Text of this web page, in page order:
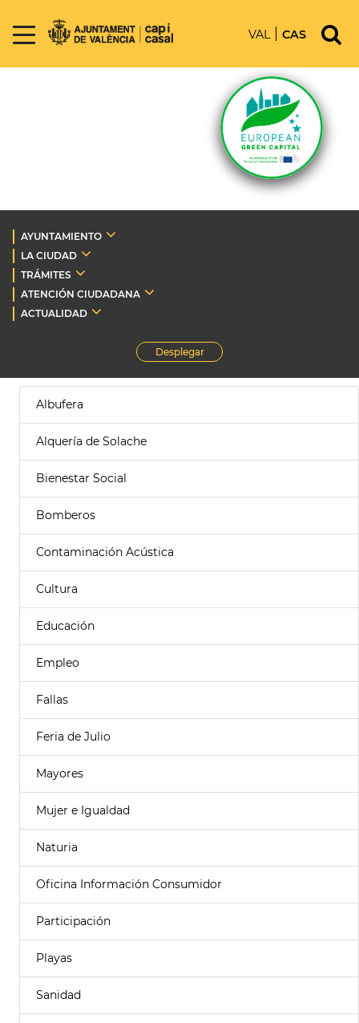
VAL CAS
AYUNTAMIENTO
LA CIUDAD
TRÁMITES
ATENCIÓN CIUDADANA
ACTUALIDAD
Desplegar
Albufera
Alquería de Solache
Bienestar Social
Bomberos
Contaminación Acústica
Cultura
Educación
Empleo
Fallas
Feria de Julio
Mayores
Mujer e Igualdad
Naturia
Oficina Información Consumidor
Participación
Playas
Sanidad